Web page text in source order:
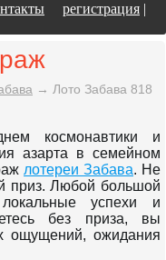
регистрация |
→ Лото Забава 818
космонавтики и
азарта в семейном
лотереи Забава. Не
приз. Любой большой
успехи и
без приза, вы
ощущений, ожидания